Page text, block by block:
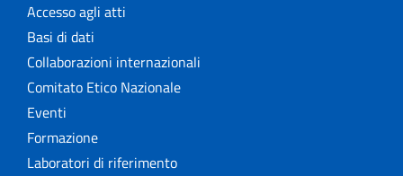
Accesso agli atti
Basi di dati
Collaborazioni internazionali
Comitato Etico Nazionale
Eventi
Formazione
Laboratori di riferimento